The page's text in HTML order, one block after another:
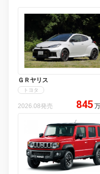
ＧＲヤリス
トヨタ
2026.08発売 845